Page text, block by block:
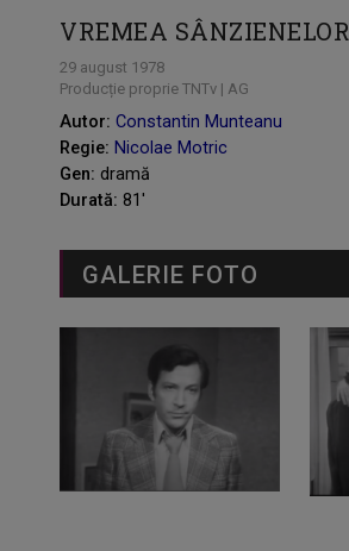
VREMEA SÂNZIENELOR
29 august 1978
Producție proprie TNTv | AG
Autor: Constantin Munteanu
Regie: Nicolae Motric
Gen: dramă
Durată: 81'
GALERIE FOTO